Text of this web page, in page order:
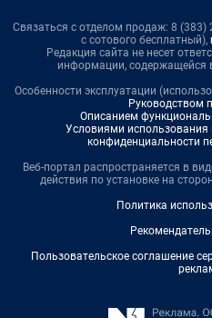
Связаться с отделом продаж: 8 (383)
с сотового бесплатный),
Редакция сайта не несет
информации, содержащейся
Особенности эксплуатации
Руководством
Описанием
Условиями использования
конфиденциальности
Веб-портал распространяется в
действия по установке на
Политика
Пользовательское соглашение